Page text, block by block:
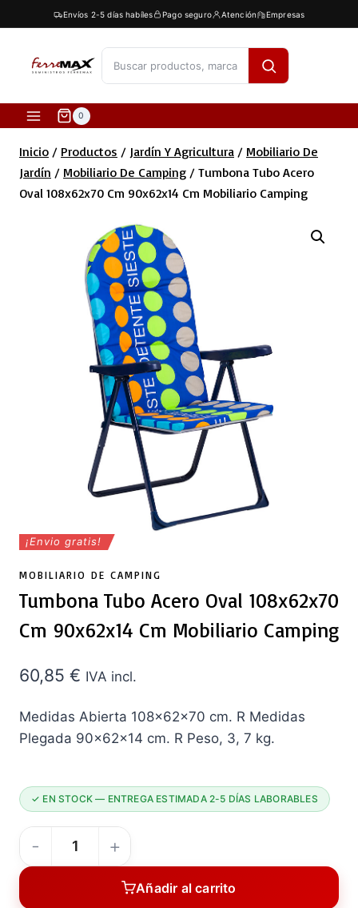
al
contenido
Envíos 2-5 días habíles Pago seguro Atención Empresas
0
Inicio / Productos / Jardín Y Agricultura / Mobiliario De
Jardín / Mobiliario De Camping / Tumbona Tubo Acero
Oval 108x62x70 Cm 90x62x14 Cm Mobiliario Camping
¡Envio gratis!
MOBILIARIO DE CAMPING
Tumbona Tubo Acero Oval 108x62x70
Cm 90x62x14 Cm Mobiliario Camping
60,85 € IVA incl.
Medidas Abierta 108x62x70 cm. R Medidas
Plegada 90x62x14 cm. R Peso, 3, 7 kg.
✓ EN STOCK — ENTREGA ESTIMADA 2-5 DÍAS LABORABLES
Tumbona
TUBO
ACERO
Añadir al carrito